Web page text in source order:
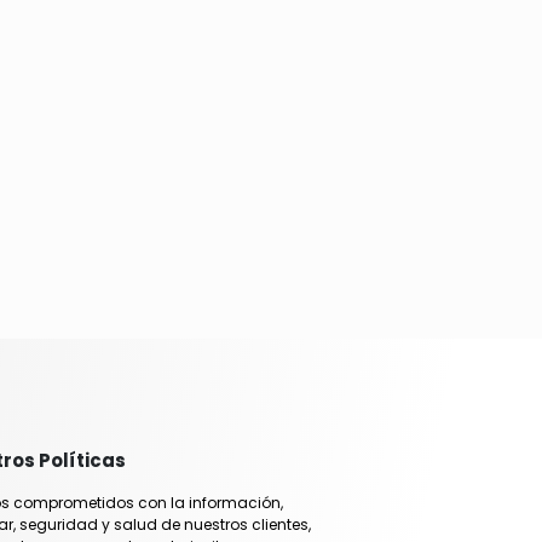
Políticas
comprometidos con la información,
seguridad y salud de nuestros clientes,